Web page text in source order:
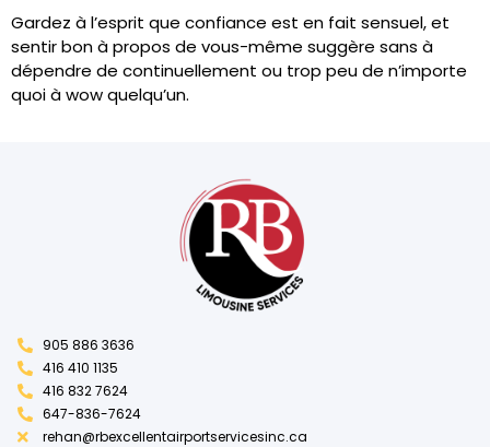
Gardez à l’esprit que confiance est en fait sensuel, et
sentir bon à propos de vous-même suggère sans à
dépendre de continuellement ou trop peu de n’importe
quoi à wow quelqu’un.
905 886 3636
416 410 1135
416 832 7624
647-836-7624
rehan@rbexcellentairportservicesinc.ca